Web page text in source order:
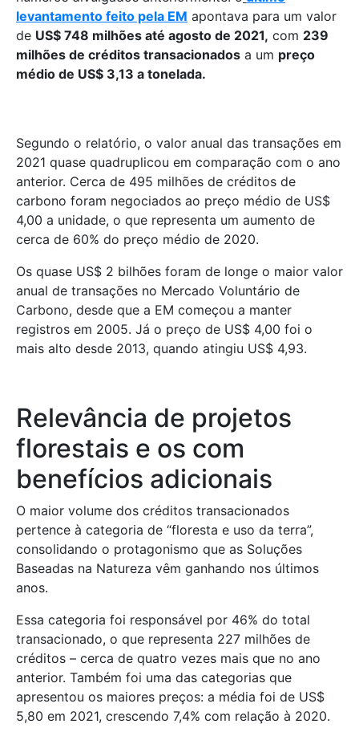
levantamento feito pela EM apontava para um valor
de US$ 748 milhões até agosto de 2021, com 239
milhões de créditos transacionados a um preço
médio de US$ 3,13 a tonelada.
Segundo o relatório, o valor anual das transações em
2021 quase quadruplicou em comparação com o ano
anterior. Cerca de 495 milhões de créditos de
carbono foram negociados ao preço médio de US$
4,00 a unidade, o que representa um aumento de
cerca de 60% do preço médio de 2020.
Os quase US$ 2 bilhões foram de longe o maior valor
anual de transações no Mercado Voluntário de
Carbono, desde que a EM começou a manter
registros em 2005. Já o preço de US$ 4,00 foi o
mais alto desde 2013, quando atingiu US$ 4,93.
Relevância de projetos
florestais e os com
benefícios adicionais
O maior volume dos créditos transacionados
pertence à categoria de “floresta e uso da terra”,
consolidando o protagonismo que as Soluções
Baseadas na Natureza vêm ganhando nos últimos
anos.
Essa categoria foi responsável por 46% do total
transacionado, o que representa 227 milhões de
créditos – cerca de quatro vezes mais que no ano
anterior. Também foi uma das categorias que
apresentou os maiores preços: a média foi de US$
5,80 em 2021, crescendo 7,4% com relação à 2020.